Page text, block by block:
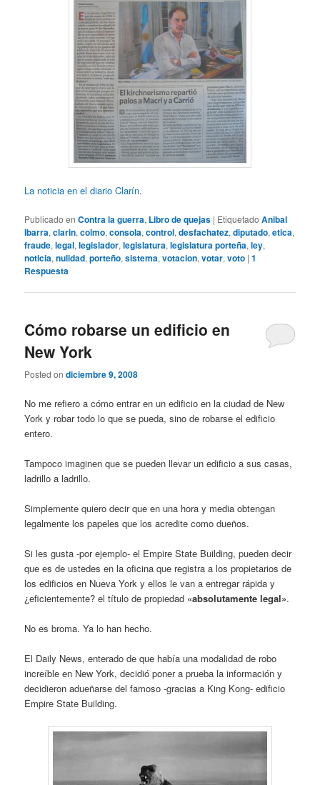
La noticia en el diario Clarín.
Publicado en Contra la guerra, Libro de quejas | Etiquetado Anibal
Ibarra,clarin,colmo,consola,control,desfachatez,diputado,etica,
fraude,legal,legislador,legislatura,legislatura porteña,ley,
noticia,nulidad,porteño,sistema,votacion,votar,voto |1
Respuesta
Cómo robarse un edificio en
New York
Posted ondiciembre 9, 2008
No me refiero a cómo entrar en un edificio en la ciudad de New
York y robar todo lo que se pueda, sino de robarse el edificio
entero.
Tampoco imaginen que se pueden llevar un edificio a sus casas,
ladrillo a ladrillo.
Simplemente quiero decir que en una hora y media obtengan
legalmente los papeles que los acredite como dueños.
Si les gusta -por ejemplo- el Empire State Building, pueden decir
que es de ustedes en la oficina que registra a los propietarios de
los edificios en Nueva York y ellos le van a entregar rápida y
¿eficientemente? el título de propiedad «absolutamente legal».
No es broma. Ya lo han hecho.
El Daily News, enterado de que había una modalidad de robo
increíble en New York, decidió poner a prueba la información y
decidieron adueñarse del famoso -gracias a King Kong- edificio
Empire State Building.